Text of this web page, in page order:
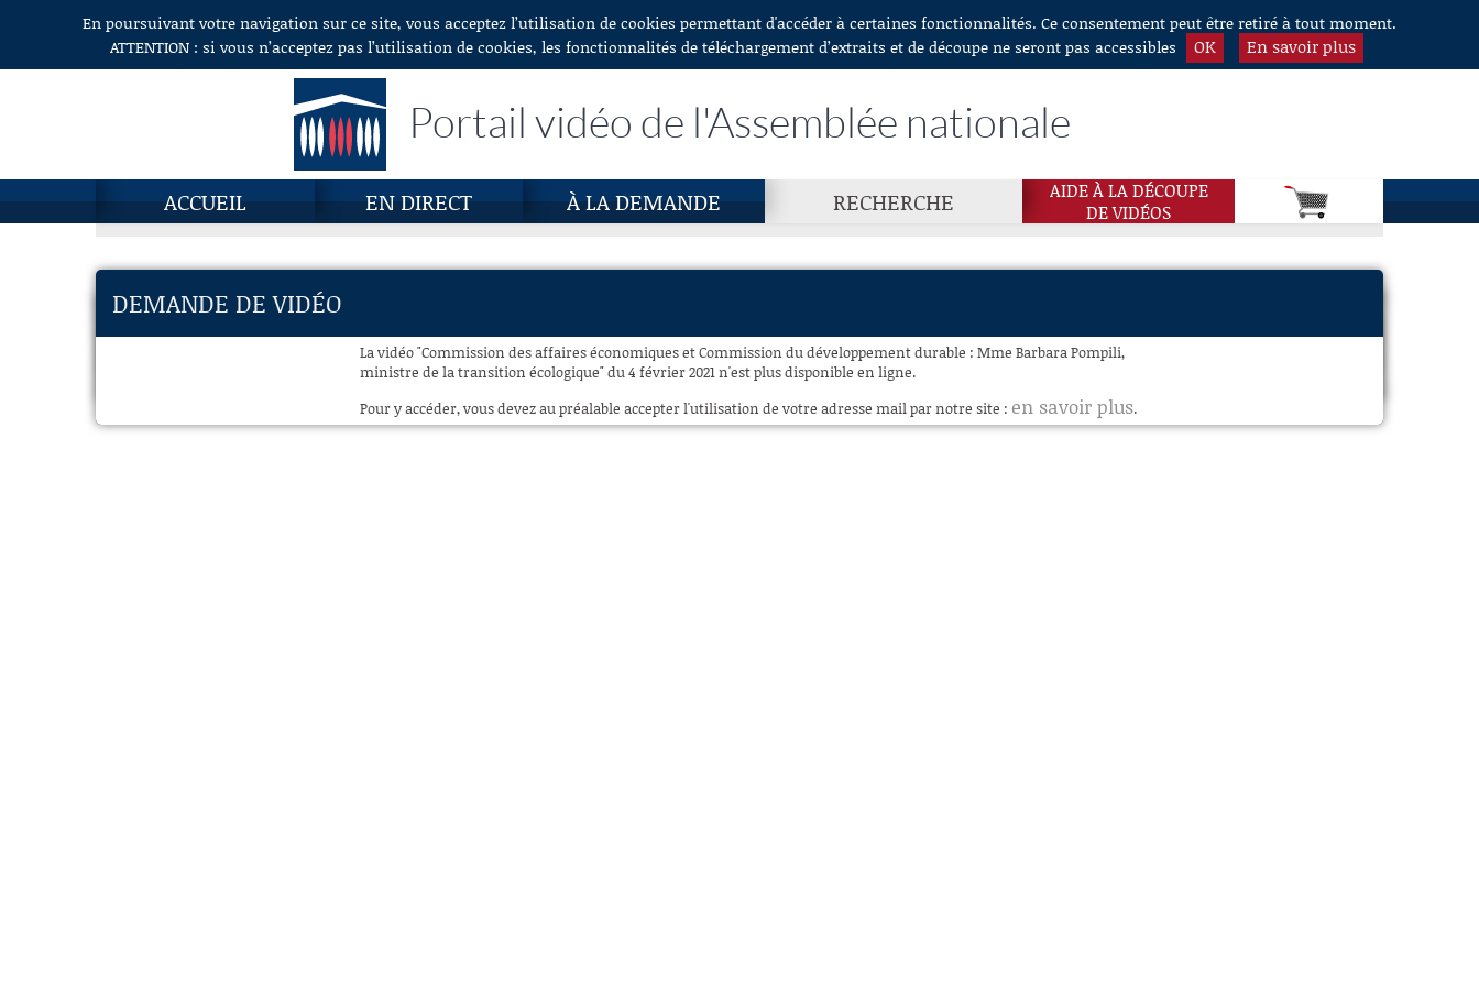
Aller au contenuEn poursuivant votre navigation sur ce site, vous acceptez l’utilisation de cookies permettant d'accéder à certaines fonctionnalités. Ce consentement peut être retiré à tout moment.
ATTENTION : si vous n’acceptez pas l’utilisation de cookies, les fonctionnalités de téléchargement d’extraits et de découpe ne seront pas accessibles
OK En savoir plus
Portail vidéo de l'Assemblée nationale
ACCUEIL EN DIRECT À LA DEMANDE RECHERCHE
AIDE À LA DÉCOUPE
DE VIDÉOS
DEMANDE DE VIDÉO
La vidéo "Commission des affaires économiques et Commission du développement durable : Mme Barbara Pompili,
ministre de la transition écologique" du 4 février 2021 n'est plus disponible en ligne.
Pour y accéder, vous devez au préalable accepter l'utilisation de votre adresse mail par notre site : en savoir plus.